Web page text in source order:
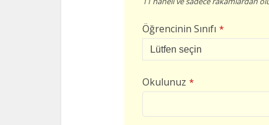
Öğrencinin Sınıfı *
Okulunuz *